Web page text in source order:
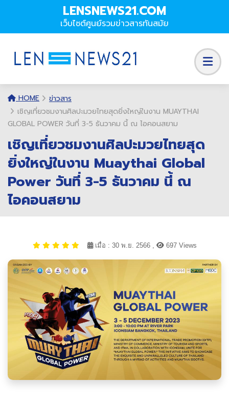
LENSNEWS21.COM
เว็บไซต์ศูนย์รวมข่าวสารทันสมัย
HOME
ข่าวสาร
เชิญเที่ยวชมงานศิลปะมวยไทยสุดยิ่งใหญ่ในงาน MUAYTHAI
GLOBAL POWER วันที่ 3-5 ธันวาคม นี้ ณ ไอคอนสยาม
เชิญเที่ยวชมงานศิลปะมวยไทยสุด
ยิ่งใหญ่ในงาน Muaythai Global
Power วันที่ 3-5 ธันวาคม นี้ ณ
ไอคอนสยาม
เมื่อ : 30 พ.ย. 2566 , 697 Views